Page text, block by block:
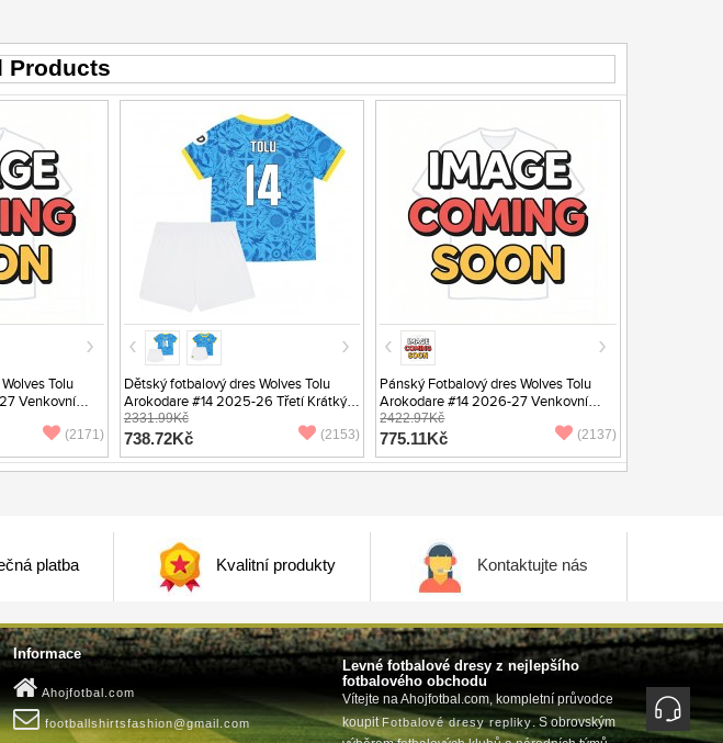
Products
Tolu
Venkovní
(2171)
Dětský fotbalový dres Wolves Tolu
Arokodare #14 2025-26 Třetí Krátký
Rukáv (+ trenýrky)
2331.99Kč
738.72Kč (2153)
Pánský Fotbalový dres Wolves Tolu
Arokodare #14 2026-27 Venkovní
Krátký Rukáv
2422.97Kč
775.11Kč (2137)
platba Kvalitní produkty Kontaktujte nás
Informace
Ahojfotbal.com
footballshirtsfashion@gmail.com
Levné fotbalové dresy z nejlepšího
fotbalového obchodu
Vítejte na Ahojfotbal.com, kompletní průvodce
koupitFotbalové dresy repliky. S obrovským